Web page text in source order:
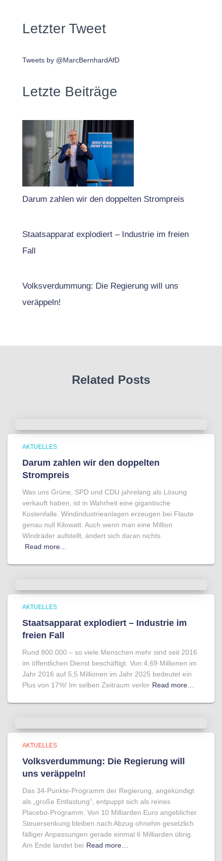
Letzter Tweet
Tweets by @MarcBernhardAfD
Letzte Beiträge
Darum zahlen wir den doppelten Strompreis
Staatsapparat explodiert – Industrie im freien
Fall
Volksverdummung: Die Regierung will uns
veräppeln!
Related Posts
AKTUELLES
Darum zahlen wir den doppelten
Strompreis
Was uns Grüne, SPD und CDU jahrelang als Lösung
verkauft haben, ist in Wahrheit eine gigantische
Kostenfalle. Windindustrieanlagen erzeugen bei Flaute
genau null Kilowatt. Auch wenn man eine Million
Windräder aufstellt, ändert sich daran nichts.
Read more…
AKTUELLES
Staatsapparat explodiert – Industrie im
freien Fall
Rund 800.000 – so viele Menschen mehr sind seit 2016
im öffentlichen Dienst beschäftigt. Von 4,69 Millionen im
Jahr 2016 auf 5,5 Millionen im Jahr 2025 bedeutet ein
Plus von 17%! Im selben Zeitraum verlor Read more…
AKTUELLES
Volksverdummung: Die Regierung will
uns veräppeln!
Das 34-Punkte-Programm der Regierung, angekündigt
als „große Entlastung“, entpuppt sich als reines
Placebo-Programm. Von 10 Milliarden Euro angeblicher
Steuersenkung bleiben nach Abzug ohnehin gesetzlich
fälliger Anpassungen gerade einmal 6 Milliarden übrig.
Am Ende landet bei Read more…